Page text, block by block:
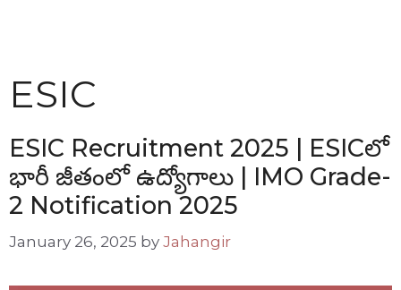
ESIC
ESIC Recruitment 2025 | ESICలో
భారీ జీతంలో ఉద్యోగాలు | IMO Grade-
2 Notification 2025
January 26, 2025 by Jahangir